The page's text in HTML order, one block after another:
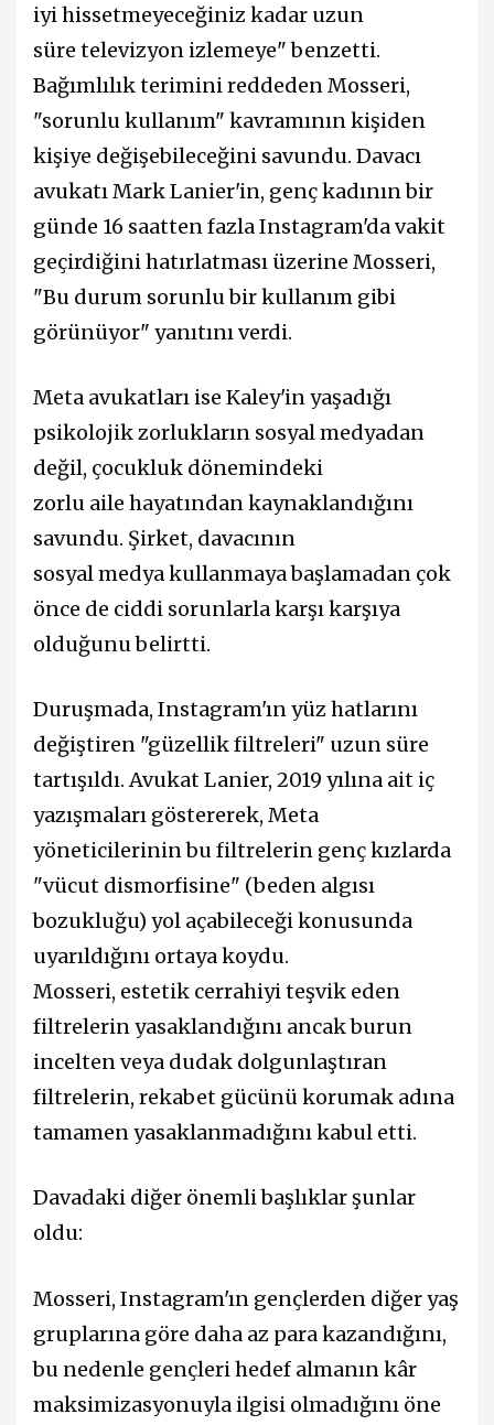
iyi hissetmeyeceğiniz kadar uzun
süre televizyon izlemeye" benzetti.
Bağımlılık terimini reddeden Mosseri,
"sorunlu kullanım" kavramının kişiden
kişiye değişebileceğini savundu. Davacı
avukatı Mark Lanier'in, genç kadının bir
günde 16 saatten fazla Instagram'da vakit
geçirdiğini hatırlatması üzerine Mosseri,
"Bu durum sorunlu bir kullanım gibi
görünüyor" yanıtını verdi.
Meta avukatları ise Kaley'in yaşadığı
psikolojik zorlukların sosyal medyadan
değil, çocukluk dönemindeki
zorlu aile hayatından kaynaklandığını
savundu. Şirket, davacının
sosyal medya kullanmaya başlamadan çok
önce de ciddi sorunlarla karşı karşıya
olduğunu belirtti.
Duruşmada, Instagram'ın yüz hatlarını
değiştiren "güzellik filtreleri" uzun süre
tartışıldı. Avukat Lanier, 2019 yılına ait iç
yazışmaları göstererek, Meta
yöneticilerinin bu filtrelerin genç kızlarda
"vücut dismorfisine" (beden algısı
bozukluğu) yol açabileceği konusunda
uyarıldığını ortaya koydu.
Mosseri, estetik cerrahiyi teşvik eden
filtrelerin yasaklandığını ancak burun
incelten veya dudak dolgunlaştıran
filtrelerin, rekabet gücünü korumak adına
tamamen yasaklanmadığını kabul etti.
Davadaki diğer önemli başlıklar şunlar
oldu:
Mosseri, Instagram'ın gençlerden diğer yaş
gruplarına göre daha az para kazandığını,
bu nedenle gençleri hedef almanın kâr
maksimizasyonuyla ilgisi olmadığını öne